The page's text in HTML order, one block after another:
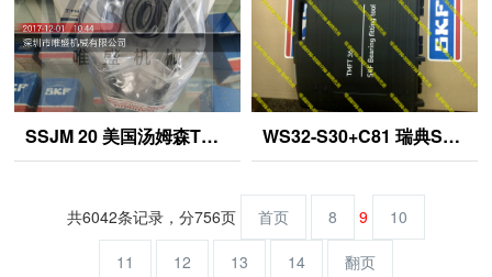
SSJM 20 美国汤姆森Thomson轧制丝杠 SUPER12-OPN WS32-S30+C81 瑞典SKF液压泵 2309EM
共6042条记录，分756页 首页 8 9 10
11 12 13 14 翻页